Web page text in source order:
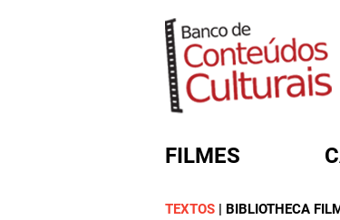
FILMES
TEXTOS | BIBLIOTHECA